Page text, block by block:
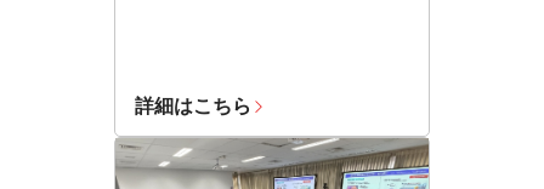
詳細はこちら